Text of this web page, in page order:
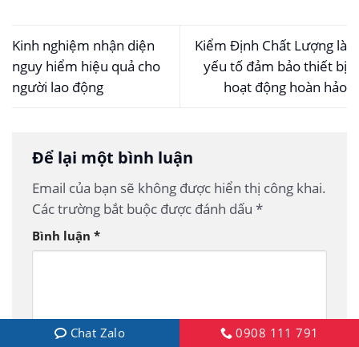
Kinh nghiệm nhận diện
nguy hiểm hiệu quả cho
người lao động
Kiểm Định Chất Lượng là
yếu tố đảm bảo thiết bị
hoạt động hoàn hảo
Để lại một bình luận
Email của bạn sẽ không được hiển thị công khai.
Các trường bắt buộc được đánh dấu *
Bình luận *
Chat Zalo 0908 111 791